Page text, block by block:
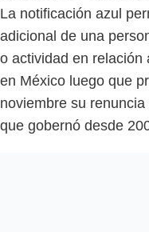
La notificación azul
adicional de una
o actividad en relación
en México luego que
noviembre su
que gobernó desde